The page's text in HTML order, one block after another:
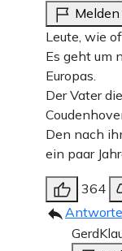
Melden
Leute, wie
Es geht um
Europas.
Der Vater
Den nach
ein paar
364